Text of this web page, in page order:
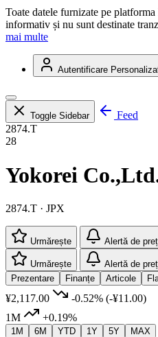
Toate datele furnizate pe
informativ și nu sunt destinate
mai multe
Autentificare
Toggle Sidebar
Feed
2874.T
28
Yokorei
2874.T · JPX
Urmărește Alertă de preț
Urmărește
Alertă de preț
Prezentare
Finanțe Articole
¥2,117.00 -0.52% (-¥11.00)
1M
+0.19%
1M 6M YTD 1Y 5Y MAX